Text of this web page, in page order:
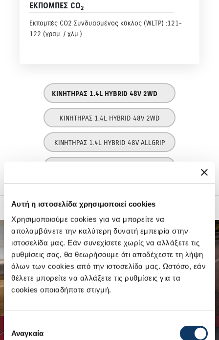
Αυτή η ιστοσελίδα χρησιμοποιεί cookies
Χρησιμοποιούμε cookies για να μπορείτε να
απολαμβάνετε την καλύτερη δυνατή εμπειρία στην
ιστοσελίδα μας. Εάν συνεχίσετε χωρίς να αλλάξετε τις
ρυθμίσεις σας, θα θεωρήσουμε ότι αποδέχεστε τη λήψη
όλων των cookies από την ιστοσελίδα μας. Ωστόσο, εάν
θέλετε μπορείτε να αλλάξετε τις ρυθμίσεις για τα
cookies οποιαδήποτε στιγμή.
συγκατάθεσης
Αναγκαία
ΕΚΠΟΜΠΕΣ CO2
Εκπομπές CO2 Συνδυασμένος κύκλος (WLTP) :121-
122 (γραμ. / χλμ.)
ΚΙΝΗΤΗΡΑΣ 1.4L HYBRID 48V 2WD
ΚΙΝΗΤΗΡΑΣ 1.4L HYBRID 48V 2WD
ΚΙΝΗΤΗΡΑΣ 1.4L HYBRID 48V ALLGRIP